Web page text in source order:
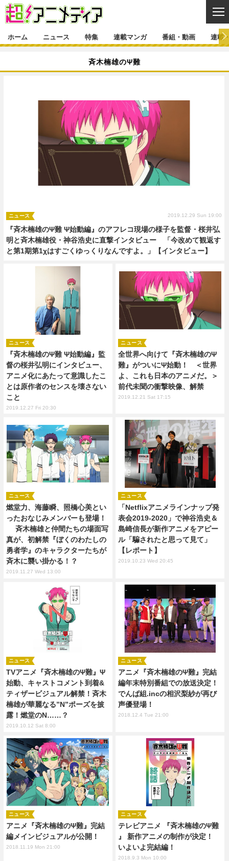
ゲーム・アプリ マンガ
映画
グッズ
声優 コスプレ
舞台 新帝スタ
特集一覧 カバー
インタビュー レポート
ラキりす
連載マンガ
連載マンガ一覧 連載一覧
番組・動画一覧
動画
連載・ブログ
連載・ブログ一覧
編集部ブログ・お知らせ
ホーム ニュース 特集 連載マンガ 番組・動画 連載
斉木楠雄のΨ難
『斉木楠雄のΨ難 Ψ始動編』のアフレコ現場の様子を監督・桜井弘
明と斉木楠雄役・神谷浩史に直撃インタビュー 「今改めて観返す
と第1期第1χはすごくゆっくりなんですよ。」【インタビュー】
ニュース 2019.12.29 Sun 19:00
『斉木楠雄のΨ難 Ψ始動編』監
督の桜井弘明にインタビュー、
アニメ化にあたって意識したこ
とは原作者のセンスを壊さない
こと
ニュース
2019.12.27 Fri 20:30
全世界へ向けて『斉木楠雄のΨ
難』がついにΨ始動！ ＜世界
よ、これも日本のアニメだ。＞
前代未聞の衝撃映像、解禁
ニュース
2019.12.21 Sat 17:15
燃堂力、海藤瞬、照橋心美とい
ったおなじみメンバーも登場！
斉木楠雄と仲間たちの場面写
真が、初解禁『ぼくのわたしの
勇者学』のキャラクターたちが
斉木に襲い掛かる！？
ニュース
2019.11.27 Wed 13:00
「Netflixアニメラインナップ発
表会2019-2020」で神谷浩史＆
島崎信長が新作アニメをアピー
ル「騙されたと思って見て」
【レポート】
ニュース
2019.10.23 Wed 20:45
TVアニメ『斉木楠雄のΨ難』Ψ
始動、キャストコメント到着&
ティザービジュアル解禁！斉木
楠雄が華麗なる”N”ポーズを披
露！燃堂のN……？
ニュース
2019.10.12 Sat 8:00
アニメ『斉木楠雄のΨ難』完結
編年末特別番組での放送決定！
でんぱ組.incの相沢梨紗が再び
声優登場！
ニュース
2018.12.4 Tue 21:00
アニメ『斉木楠雄のΨ難』完結
編メインビジュアルが公開！
ニュース
2018.11.19 Mon 21:00
テレビアニメ 『斉木楠雄のΨ難
』 新作アニメの制作が決定！
いよいよ完結編！
ニュース
2018.9.3 Mon 10:00